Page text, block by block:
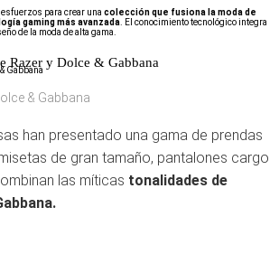
para crear una colección que fusiona la moda de
gaming más avanzada . El conocimiento tecnológico integra
de la moda de alta gama.
Razer y Dolce & Gabbana
& Gabbana
han presentado una gama de prendas
de gran tamaño, pantalones cargo
las míticas tonalidades de